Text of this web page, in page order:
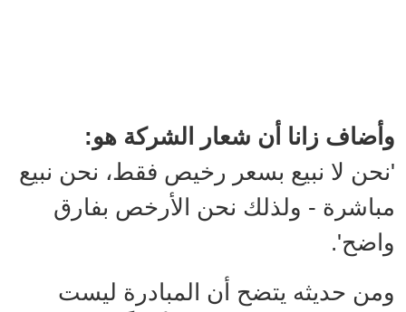
وأضاف زانا أن شعار الشركة هو:
'نحن لا نبيع بسعر رخيص فقط، نحن نبيع
مباشرة - ولذلك نحن الأرخص بفارق
واضح'.
ومن حديثه يتضح أن المبادرة ليست